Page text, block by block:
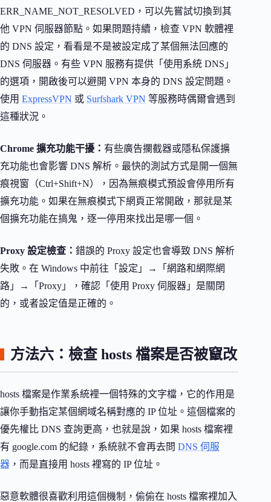
ERR_NAME_NOT_RESOLVED，可以先嘗試切換到其
他 VPN 伺服器節點。如果問題持續，檢查 VPN 軟體裡
的 DNS 設定，看看是不是被設定成了某個無法回應的
DNS 伺服器。有些 VPN 服務有提供「使用系統 DNS」
的選項，開啟後可以避開 VPN 本身的 DNS 設定問題。
使用 ExpressVPN 或 Surfshark VPN 等服務時偶爾會遇到
這種狀況。
Chrome 擴充功能干擾： 有些廣告攔截器或隱私保護擴
充功能也會影響 DNS 解析。最快的測試方式是開一個無
痕視窗（Ctrl+Shift+N），因為無痕模式預設會停用所有
擴充功能。如果在無痕模式下網頁正常開啟，那就是某
個擴充功能在搞鬼，逐一停用來找出是哪一個。
Proxy 設定檢查： 錯誤的 Proxy 設定也會導致 DNS 解析
失敗。在 Windows 中前往「設定」→「網路和網際網
路」→「Proxy」，確認「使用 Proxy 伺服器」是關閉
的，或者設定值是正確的。
方法六：檢查 hosts 檔案是否被竄改
hosts 檔案是作業系統裡一個特殊的文字檔，它的作用是
讓你手動指定某個網域名稱對應的 IP 位址。這個檔案的
優先權比 DNS 查詢更高，也就是說，如果 hosts 檔案裡
有 google.com 的紀錄，系統就不會再去問 DNS 伺服
器 ，而是直接用 hosts 裡寫的 IP 位址。
惡意軟體很喜歡利用這個機制，偷偷在 hosts 檔案裡加入